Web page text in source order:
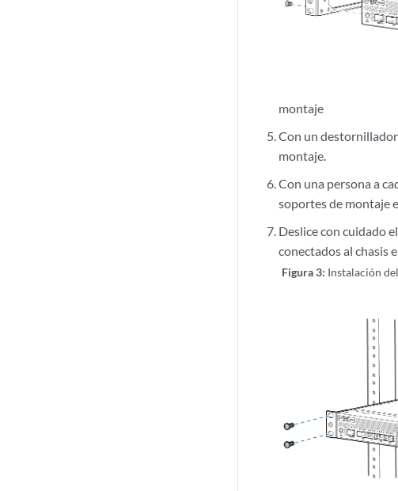
montaje
Con un
montaje.
Con una persona a
soportes de montaje
Deslice con cuidado
conectados al chasis
Figura 3: Instalación